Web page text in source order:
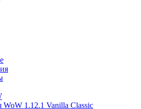
1.12.1 Vanilla Classic